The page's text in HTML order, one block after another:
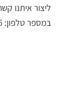
ליצור איתנו
במספר טלפון: